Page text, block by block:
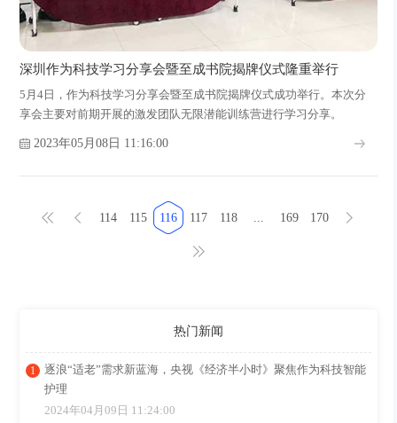
深圳作为科技学习分享会暨至成书院揭牌仪式隆重举行
5月4日，作为科技学习分享会暨至成书院揭牌仪式成功举行。本次分
享会主要对前期开展的激发团队无限潜能训练营进行学习分享。
2023年05月08日 11:16:00
114 115 116 117 118 ... 169 170
热门新闻
逐浪“适老”需求新蓝海，央视《经济半小时》聚焦作为科技智能
护理
2024年04月09日 11:24:00